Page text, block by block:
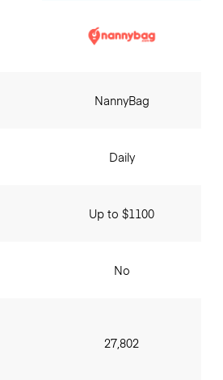
NannyBag
Daily
Up to $1100
No
27,802